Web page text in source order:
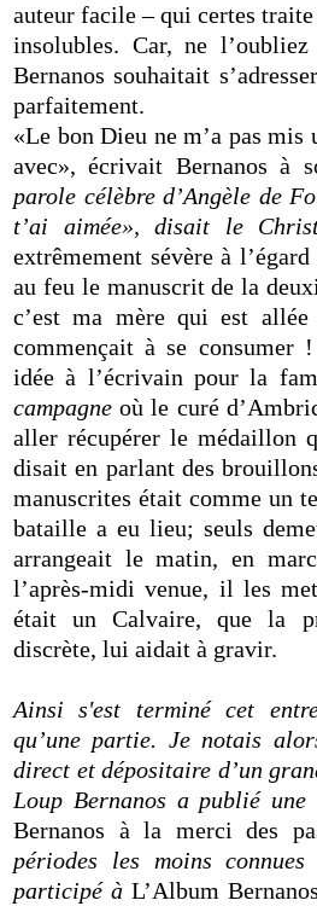
auteur facile – qui certes
insolubles. Car, ne
Bernanos souhaitait
parfaitement.
«Le bon Dieu ne m’a pas
avec», écrivait Bernanos à
parole célèbre d’Angèle de
t’ai aimée», disait le
extrêmement sévère à
au feu le manuscrit de la
c’est ma mère qui est
commençait à se consumer
idée à l’écrivain pour la
campagne où le curé
aller récupérer le médaillon
disait en parlant des
manuscrites était comme un
bataille a eu lieu; seuls
arrangeait le matin, en
l’après-midi venue, il les
était un Calvaire, que la
discrète, lui aidait à gravir.
Ainsi s'est terminé cet
qu’une partie. Je notais
direct et dépositaire d’un
Loup Bernanos a publié
Bernanos à la merci des
périodes les moins
participé à L’Album